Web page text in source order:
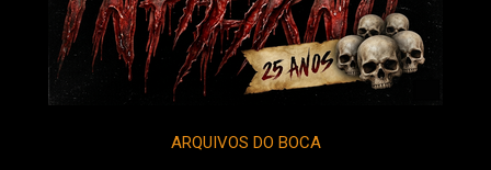
ARQUIVOS DO BOCA